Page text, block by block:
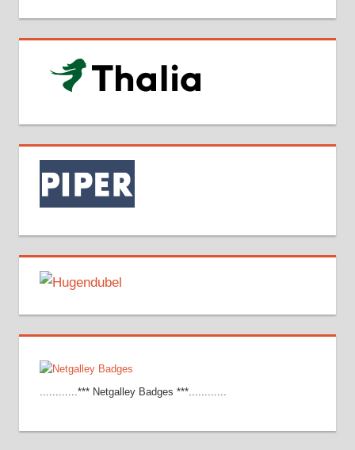
............*** Netgalley Badges ***............